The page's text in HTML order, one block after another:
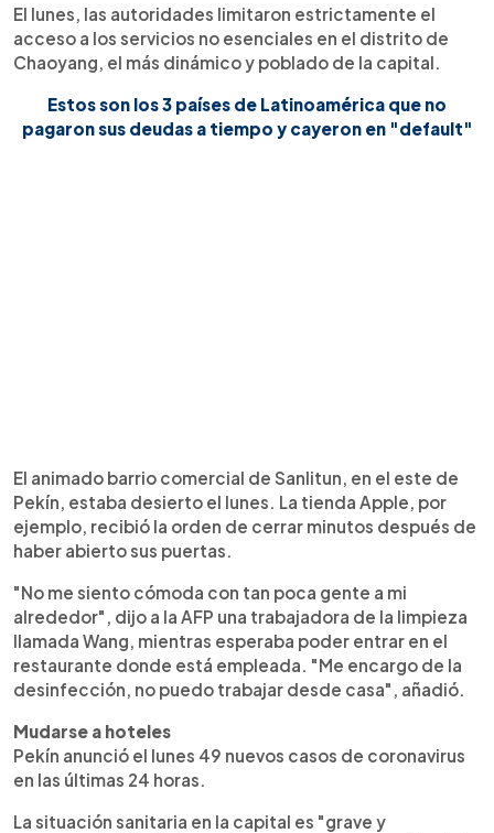
El lunes, las autoridades limitaron estrictamente el
acceso a los servicios no esenciales en el distrito de
Chaoyang, el más dinámico y poblado de la capital.
Estos son los 3 países de Latinoamérica que no
pagaron sus deudas a tiempo y cayeron en "default"
El animado barrio comercial de Sanlitun, en el este de
Pekín, estaba desierto el lunes. La tienda Apple, por
ejemplo, recibió la orden de cerrar minutos después de
haber abierto sus puertas.
"No me siento cómoda con tan poca gente a mi
alrededor", dijo a la AFP una trabajadora de la limpieza
llamada Wang, mientras esperaba poder entrar en el
restaurante donde está empleada. "Me encargo de la
desinfección, no puedo trabajar desde casa", añadió.
Mudarse a hoteles
Pekín anunció el lunes 49 nuevos casos de coronavirus
en las últimas 24 horas.
La situación sanitaria en la capital es "grave y